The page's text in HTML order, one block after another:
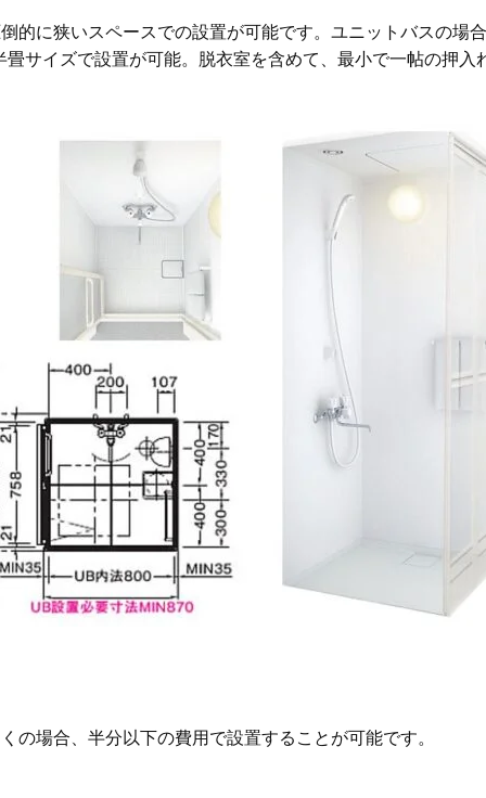
的に狭いスペースでの設置が可能です。ユニットバスの場
サイズで設置が可能。脱衣室を含めて、最小で一帖の押入
の場合、半分以下の費用で設置することが可能です。